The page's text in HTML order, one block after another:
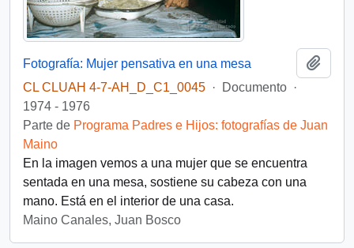
Fotografía: Mujer pensativa en una mesa
CL CLUAH 4-7-AH_D_C1_0045 · Documento ·
1974 - 1976
Parte de Programa Padres e Hijos: fotografías de Juan
Maino
En la imagen vemos a una mujer que se encuentra
sentada en una mesa, sostiene su cabeza con una
mano. Está en el interior de una casa.
Maino Canales, Juan Bosco